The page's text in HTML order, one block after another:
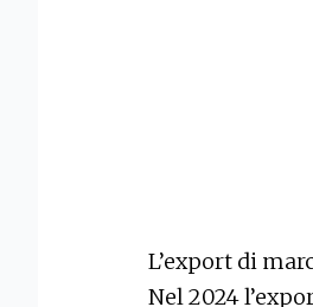
L’export di
Nel 2024